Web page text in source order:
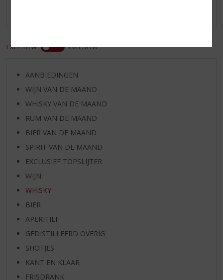
EXCL. BTW INCL. BTW
AANBIEDINGEN
WIJN VAN DE MAAND
WHISKY VAN DE MAAND
RUM VAN DE MAAND
BIER VAN DE MAAND
SPIRIT VAN DE MAAND
EXCLUSIEF TOPSLIJTER
WIJN
WHISKY
BIER
APERITIEF
GEDISTILLEERD OVERIG
SHOTJES
KANT EN KLAAR
FRISDRANK